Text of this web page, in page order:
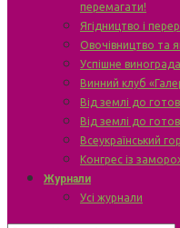
перемагати!
Ягідництво і
Овочівництво та
Успішне
Винний клуб
Від землі до
Від землі до
Всеукраїнський
Конгрес із
Журнали
Усі журнали